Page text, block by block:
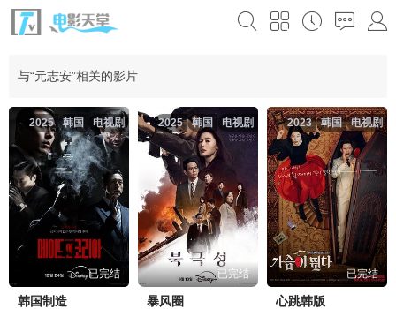
与“元志安”相关的影片
电视剧
韩国
2025
已完结
韩国制造
电视剧
韩国
2025
已完结
暴风圈
电视剧
韩国
2023
已完结
心跳韩版